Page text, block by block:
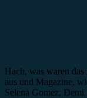
Hach, was waren
aus und Magazine,
Selena Gomez,